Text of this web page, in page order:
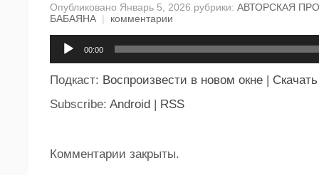
Опубликовано Январь 5, 2026 рубрики: АВТОРСКАЯ
БАБАЯНА | комментарии
00:00
Подкаст: Воспроизвести в новом окне | Скачать
Subscribe: Android | RSS
Комментарии закрыты.